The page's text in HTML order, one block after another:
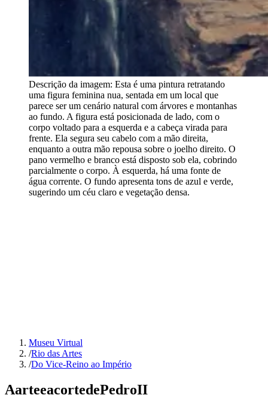
Descrição da imagem: Esta é uma pintura retratando
uma figura feminina nua, sentada em um local que
parece ser um cenário natural com árvores e montanhas
ao fundo. A figura está posicionada de lado, com o
corpo voltado para a esquerda e a cabeça virada para
frente. Ela segura seu cabelo com a mão direita,
enquanto a outra mão repousa sobre o joelho direito. O
pano vermelho e branco está disposto sob ela, cobrindo
parcialmente o corpo. À esquerda, há uma fonte de
água corrente. O fundo apresenta tons de azul e verde,
sugerindo um céu claro e vegetação densa.
Museu Virtual
/Rio das Artes
/Do Vice-Reino ao Império
AarteeacortedePedroII